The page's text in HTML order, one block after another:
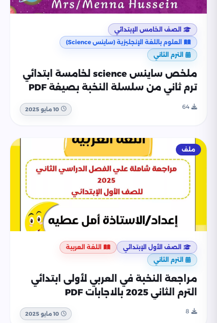
الصف الخامس الإبتدائي
العلوم باللغة الإنجليزية (ساينس Science)
الترم الثاني
ملخص ساينس science لخامسة ابتدائي
ترم ثاني من سلسلة النخبة بصيغة PDF
64 10 مايو 2025
ملف
الصف الأول الإبتدائي
اللغة العربية
الترم الثاني
مراجعة النخبة في العربي لأولى ابتدائي
الترم الثاني 2025 بالاجابات PDF
8 10 مايو 2025